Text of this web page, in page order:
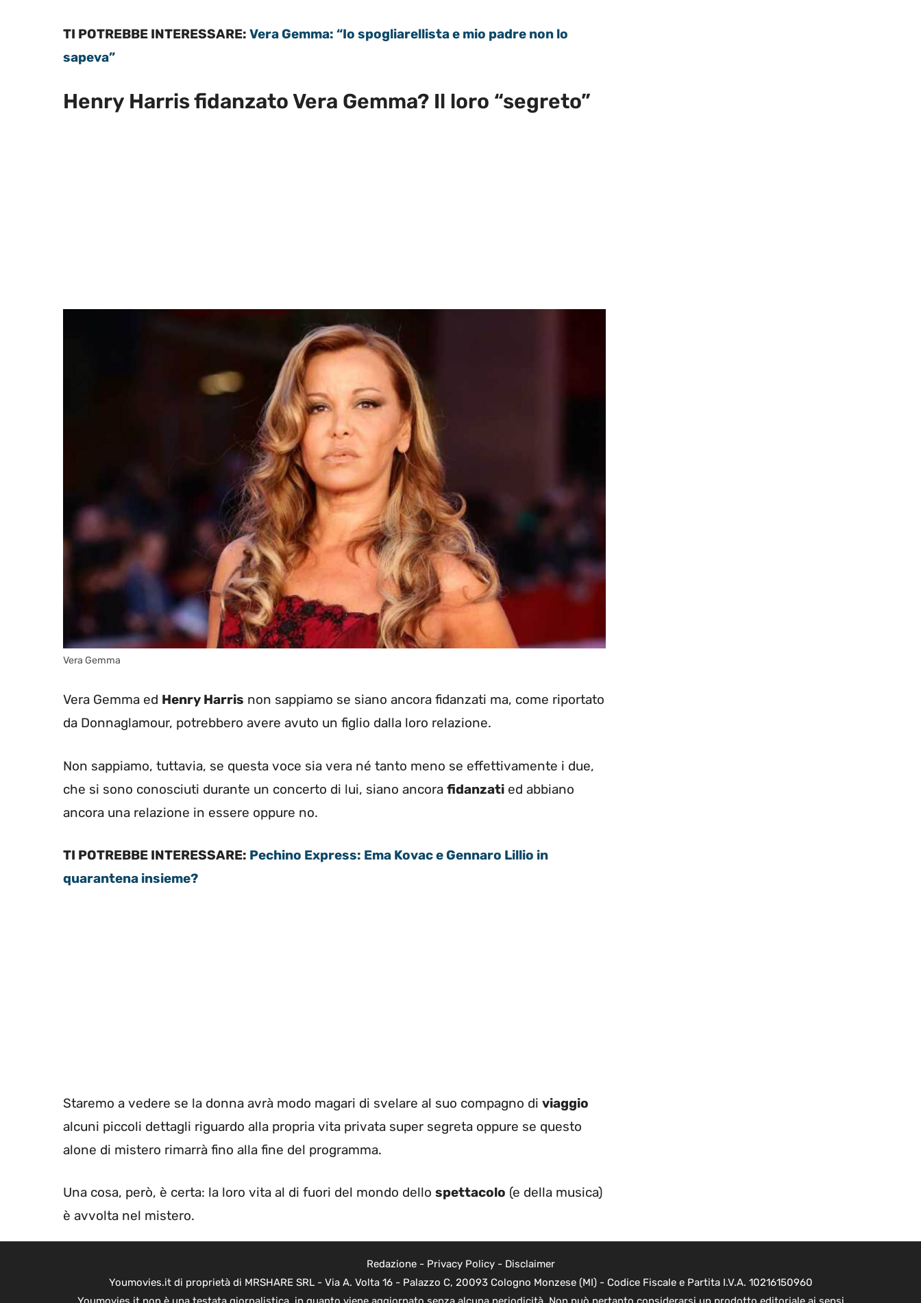
TI POTREBBE INTERESSARE: Vera Gemma: “Io spogliarellista e mio padre non lo
sapeva”
Henry Harris fidanzato Vera Gemma? Il loro “segreto”
Vera Gemma
Vera Gemma ed Henry Harris non sappiamo se siano ancora fidanzati ma, come riportato
da Donnaglamour, potrebbero avere avuto un figlio dalla loro relazione.
Non sappiamo, tuttavia, se questa voce sia vera né tanto meno se effettivamente i due,
che si sono conosciuti durante un concerto di lui, siano ancora fidanzati ed abbiano
ancora una relazione in essere oppure no.
TI POTREBBE INTERESSARE: Pechino Express: Ema Kovac e Gennaro Lillio in
quarantena insieme?
Staremo a vedere se la donna avrà modo magari di svelare al suo compagno di viaggio
alcuni piccoli dettagli riguardo alla propria vita privata super segreta oppure se questo
alone di mistero rimarrà fino alla fine del programma.
Una cosa, però, è certa: la loro vita al di fuori del mondo dello spettacolo (e della musica)
è avvolta nel mistero.
Redazione- Privacy Policy- Disclaimer
Youmovies.it di proprietà di MRSHARE SRL - Via A. Volta 16 - Palazzo C, 20093 Cologno Monzese (MI) - Codice Fiscale e Partita I.V.A. 10216150960